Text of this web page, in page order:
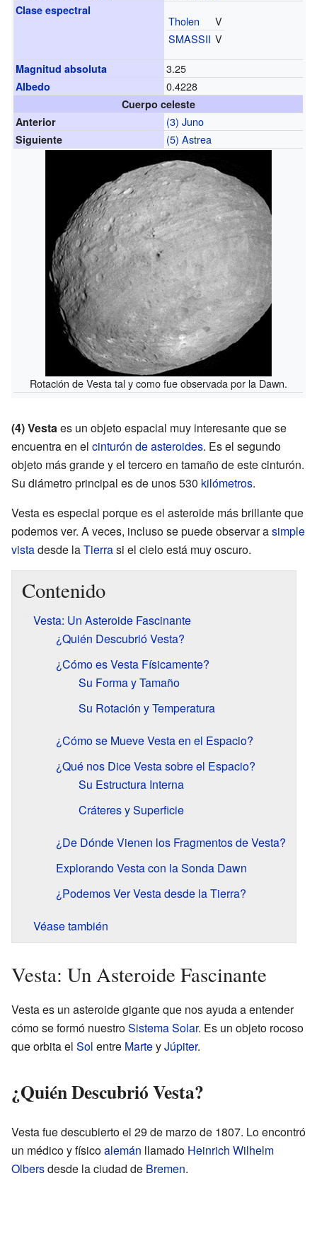
Clase espectral
Tholen
V
SMASSII V
Magnitud absoluta 3.25
Albedo 0.4228
Cuerpo celeste
Anterior
(3) Juno
Siguiente (5) Astrea
Rotación de Vesta tal y como fue observada por la Dawn.
(4) Vestaes un objeto espacial muy interesante que se
encuentra en el cinturón de asteroides. Es el segundo
objeto más grande y el tercero en tamaño de este cinturón.
Su diámetro principal es de unos 530 kilómetros.
Vesta es especial porque es el asteroide más brillante que
podemos ver. A veces, incluso se puede observar asimple
vistadesde laTierrasi el cielo está muy oscuro.
Contenido
Vesta: Un Asteroide Fascinante
¿Quién Descubrió Vesta?
¿Cómo es Vesta Físicamente?
Su Forma y Tamaño
Su Rotación y Temperatura
¿Cómo se Mueve Vesta en el Espacio?
¿Qué nos Dice Vesta sobre el Espacio?
Su Estructura Interna
Cráteres y Superficie
¿De Dónde Vienen los Fragmentos de Vesta?
Explorando Vesta con la Sonda Dawn
¿Podemos Ver Vesta desde la Tierra?
Véase también
Vesta: Un Asteroide Fascinante
Vesta es un asteroide gigante que nos ayuda a entender
cómo se formó nuestroSistema Solar. Es un objeto rocoso
que orbita el Sol entre MarteyJúpiter.
¿Quién Descubrió Vesta?
Vesta fue descubierto el 29 de marzo de 1807. Lo encontró
un médico y físicoalemán llamado Heinrich Wilhelm
Olbersdesde la ciudad de Bremen.